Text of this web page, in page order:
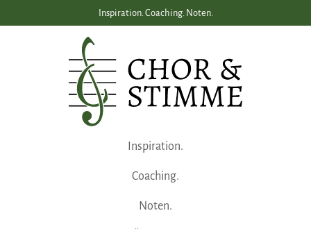
Inspiration. Coaching. Noten.
Inspiration.
Coaching.
Noten.